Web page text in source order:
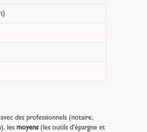
des professionnels (notaire,
les moyens(les outils d'épargne et